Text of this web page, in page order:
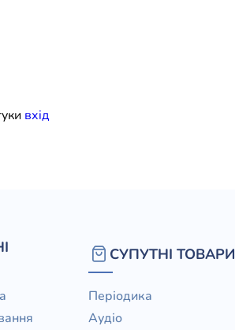
література
вхiд
СУПУТНІ ТОВАРИ
Періодика
Аудіо